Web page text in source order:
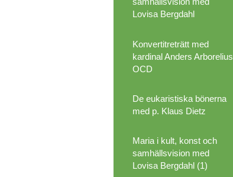
samhällsvision med
Lovisa Bergdahl
Konvertitreträtt med
kardinal Anders Arborelius
OCD
De eukaristiska bönerna
med p. Klaus Dietz
Maria i kult, konst och
samhällsvision med
Lovisa Bergdahl (1)